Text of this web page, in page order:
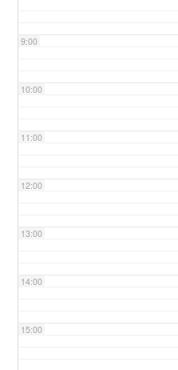
9:00
10:00
11:00
12:00
13:00
14:00
15:00